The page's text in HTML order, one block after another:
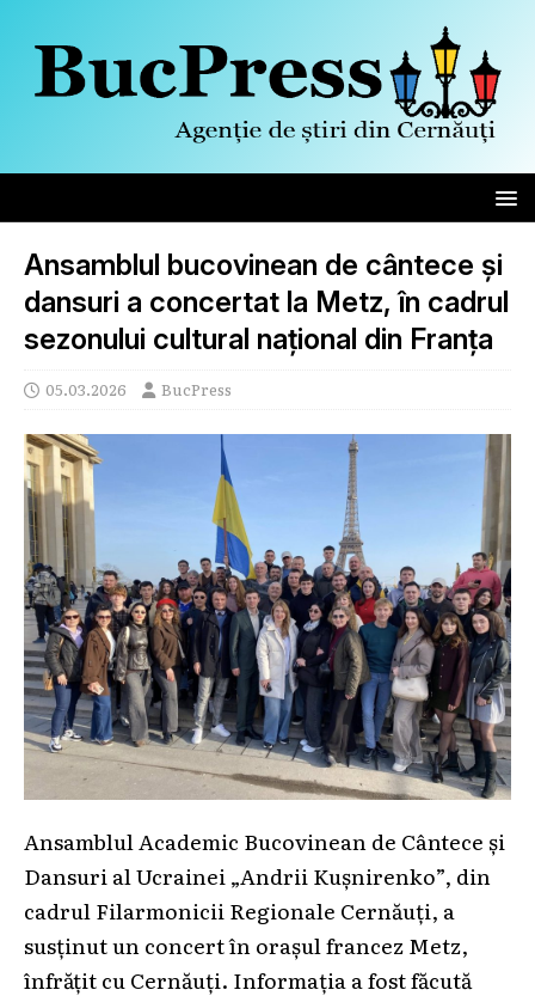
Ansamblul bucovinean de cântece și
dansuri a concertat la Metz, în cadrul
sezonului cultural național din Franța
05.03.2026 BucPress
Ansamblul Academic Bucovinean de Cântece și
Dansuri al Ucrainei „Andrii Kușnirenko”, din
cadrul Filarmonicii Regionale Cernăuți, a
susținut un concert în orașul francez Metz,
înfrățit cu Cernăuți. Informația a fost făcută